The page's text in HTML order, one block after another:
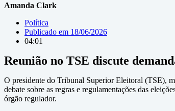
Amanda Clark
Política
Publicado em 18/06/2026
04:01
Reunião no TSE discute
O presidente do Tribunal Superior Eleitoral (TSE),
debate sobre as regras e regulamentações das
órgão regulador.